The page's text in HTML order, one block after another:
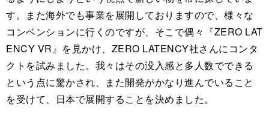
す。また海外でも事業を展開しておりますので、様々な
コンベンションに行くのですが、そこで偶々『ZERO LAT
ENCY VR』を見かけ、ZERO LATENCY社さんにコンタ
クトを試みました。我々はその没入感と多人数でできる
という点に驚かされ、また開発がかなり進んでいること
を受けて、日本で展開することを決めました。